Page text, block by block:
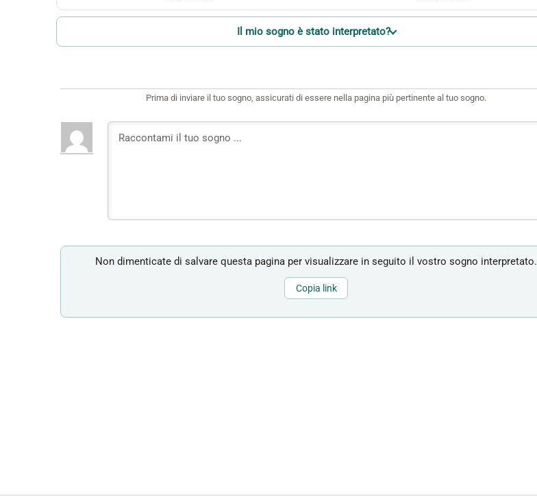
Il mio sogno è stato interpretato?
Prima di inviare il tuo sogno, assicurati di essere nella pagina più pertinente al tuo sogno.
Non dimenticate di salvare questa pagina per visualizzare in seguito il vostro sogno interpretato.
Copia link